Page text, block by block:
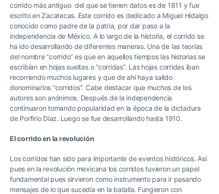
corrido más antiguo del que se tienen datos es de 1811 y fue
escrito en Zacatecas. Este corrido es dedicado a Miguel Hidalgo
conocido como padre de la patria, por dar paso a la
independencia de México. A lo largo de la historia, el corrido se
ha ido desarrollando de diferentes maneras. Una de las teorías
del nombre “corrido” es que en aquellos tiempos las historias se
escribían en hojas sueltas o “corridas”. Las hojas corridas iban
recorriendo muchos lugares y que de ahí haya salido
denominarlos “corridos”. Cabe destacar que muchos de los
autores son anónimos. Después de la independencia
continuaron tomando popularidad en la época de la dictadura
de Porfirio Diaz. Luego se fue desarrollando hasta 1910.
El corrido en la revolución
Los corridos han sido para importante de eventos históricos. Así
pues en la revolución mexicana los corridos tuvieron un papel
fundamental pues sirvieron como instrumento para ir pasando
mensajes de lo que sucedía en la batalla. Fungieron con